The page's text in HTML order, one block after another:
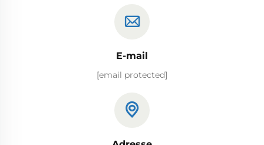
E-mail
[email protected]